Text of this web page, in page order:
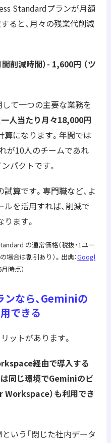
Standardプランが月額
ると、月々の残業代削減
削減時間）- 1,600円 （ツ
て一つの主要な業務を
人当たり月々18,000円
になります。年間では
が10人のチームであれ
パクトです。
算です。専門職など、よ
を活用すれば、削減で
ます。
の通常価格（税抜・1ユー
合は割引あり）。出典：Googl
時点）
なら、Geminiの
できる
ットがあります。
経由で導入する
同じ環境でGeminiのビ
Workspace）も利用でき
いう「閉じた社内データ